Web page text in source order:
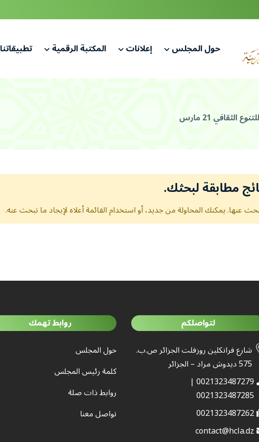
حول المجلس إعلانات المكتبة الرقمية تطبيقاتنا
الثقافي 21 مارس
مطابقة لبحثك.
عنها. يمكنك المحاولة من جديد، أو استخدام القائمة أعلاه لإيجاد ما تبحث عنه.
لتواصلكم
شارع فرانكلين روزفلت الجزائر ص.ب.
575 ديدوش مراد – الجزائر
0021323487279 |
0021323487285
0021323487262
contact@hcla.dz
روابط تهمك
حول المجلس
كلمة رئيس المجلس
روابط ذات صلة
تواصل معنا